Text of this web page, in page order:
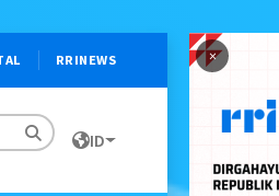
×
RRINEWS
ID